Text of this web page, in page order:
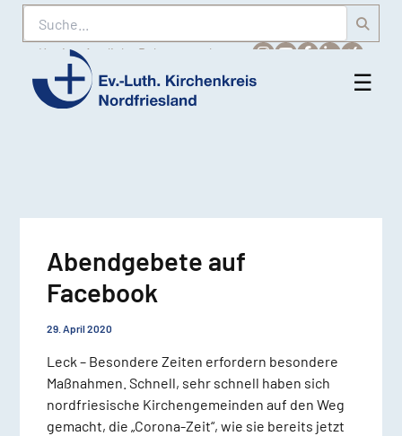
Suche
Karriere Amtliche Bekanntmachungen
Ev.-
☰
Abendgebete auf
Facebook
29. April 2020
Leck – Besondere Zeiten erfordern besondere
Maßnahmen. Schnell, sehr schnell haben sich
nordfriesische Kirchengemeinden auf den Weg
gemacht, die „Corona-Zeit“, wie sie bereits jetzt